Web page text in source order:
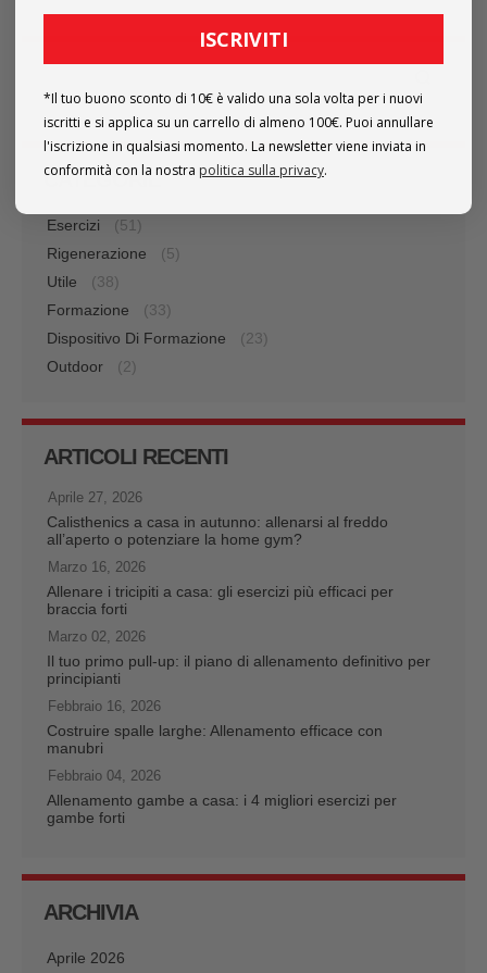
Cerca
CATEGORIE
Esercizi
(51)
Rigenerazione
(5)
Utile
(38)
Formazione
(33)
Dispositivo Di Formazione
(23)
Outdoor
(2)
ARTICOLI RECENTI
Aprile 27, 2026
Calisthenics a casa in autunno: allenarsi al freddo
all’aperto o potenziare la home gym?
Marzo 16, 2026
Allenare i tricipiti a casa: gli esercizi più efficaci per
braccia forti
Marzo 02, 2026
Il tuo primo pull-up: il piano di allenamento definitivo per
principianti
Febbraio 16, 2026
Costruire spalle larghe: Allenamento efficace con
manubri
Febbraio 04, 2026
Allenamento gambe a casa: i 4 migliori esercizi per
gambe forti
ARCHIVIA
Aprile 2026
ISCRIVITI
*Il tuo buono sconto di 10€ è valido una sola volta per i nuovi
iscritti e si applica su un carrello di almeno 100€. Puoi annullare
l'iscrizione in qualsiasi momento. La newsletter viene inviata in
conformità con la nostra politica sulla privacy.